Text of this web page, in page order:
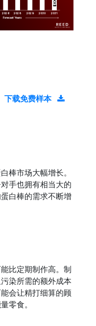
2026 2028 2029 2030 2031
Forecast Years
下载免费样本
棒市场大幅增长。
手也拥有相当大的
白棒的需求不断增
比定期制作高。制
染所需的额外成本
会让精打细算的顾
零食。